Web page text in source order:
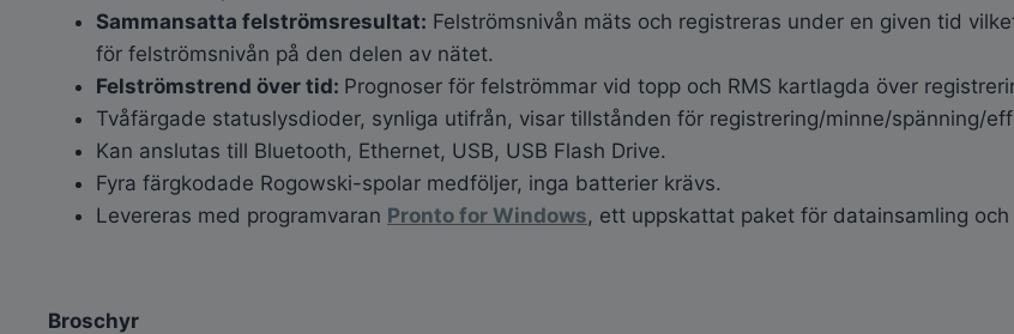
Sammansatta felströmsresultat: Felströmsnivån mäts och registreras under en given tid
för felströmsnivån på den delen av nätet.
Felströmstrend över tid: Prognoser för felströmmar vid topp och RMS kartlagda över
Tvåfärgade statuslysdioder, synliga utifrån, visar tillstånden för registrering/minne/spänning/
Kan anslutas till Bluetooth, Ethernet, USB, USB Flash Drive.
Fyra färgkodade Rogowski-spolar medföljer, inga batterier krävs.
Levereras med programvaran Pronto for Windows, ett uppskattat paket för datainsamling och
Broschyr